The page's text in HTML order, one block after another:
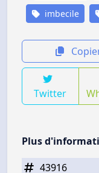
imbecile
Twitter
Plus
43916